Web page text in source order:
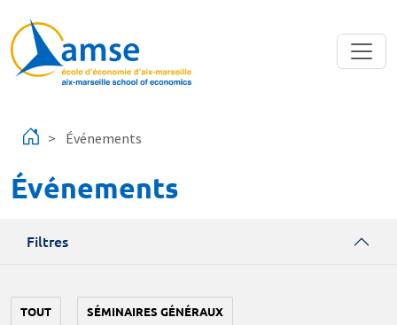
Événements
Événements
Filtres
TOUT SÉMINAIRES GÉNÉRAUX